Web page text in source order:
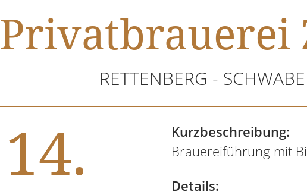
Privatbrauerei
RETTENBERG -
14.
Kurzbeschreibung:
Brauereiführung mit
Details: